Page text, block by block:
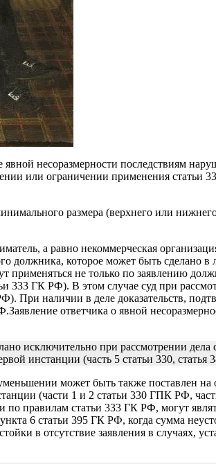
несоразмерности последствиям
или ограничении применения
размера (верхнего или
а равно некоммерческая
должника, которое может быть сделано
не только по заявлению
333 ГК РФ). В этом случае суд при
При наличии в деле доказательств,
ответчика о явной
исключительно при рассмотрении
инстанции (часть 5 статьи 330,
может быть также поставлен
(части 1 и 2 статьи 330 ГПК РФ,
по правилам статьи 333 ГК РФ, могут
6 статьи 395 ГК РФ, когда сумма
в отсутствие заявления в случаях,